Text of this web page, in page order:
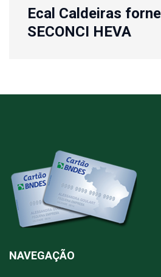
Ecal Caldeiras
SECONCI HEVA
NAVEGAÇÃO